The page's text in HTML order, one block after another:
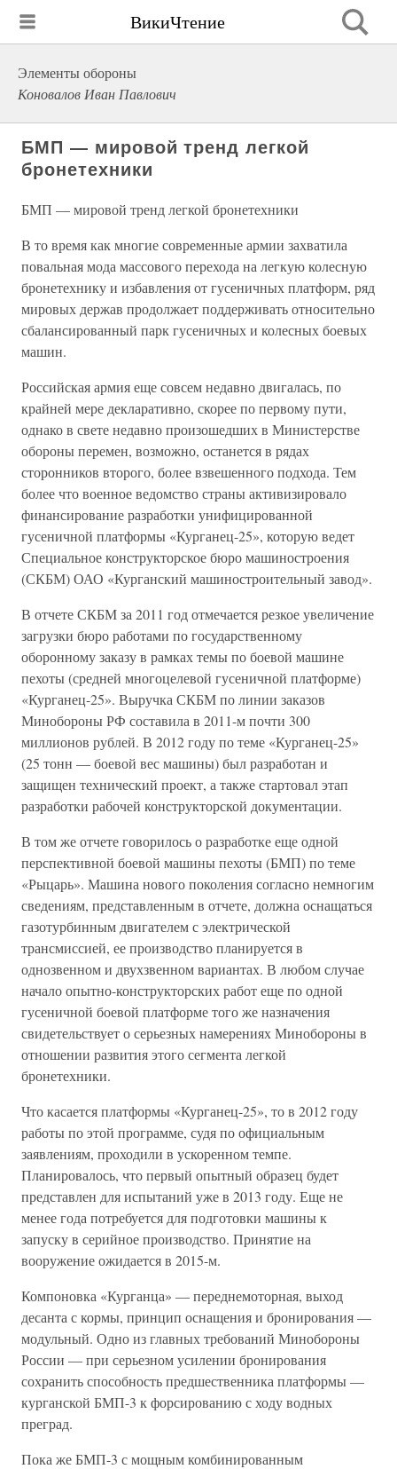
ВикиЧтение
Элементы обороны
Коновалов Иван Павлович
БМП — мировой тренд легкой
бронетехники
БМП — мировой тренд легкой бронетехники
В то время как многие современные армии захватила
повальная мода массового перехода на легкую колесную
бронетехнику и избавления от гусеничных платформ, ряд
мировых держав продолжает поддерживать относительно
сбалансированный парк гусеничных и колесных боевых
машин.
Российская армия еще совсем недавно двигалась, по
крайней мере декларативно, скорее по первому пути,
однако в свете недавно произошедших в Министерстве
обороны перемен, возможно, останется в рядах
сторонников второго, более взвешенного подхода. Тем
более что военное ведомство страны активизировало
финансирование разработки унифицированной
гусеничной платформы «Курганец-25», которую ведет
Специальное конструкторское бюро машиностроения
(СКБМ) ОАО «Курганский машиностроительный завод».
В отчете СКБМ за 2011 год отмечается резкое увеличение
загрузки бюро работами по государственному
оборонному заказу в рамках темы по боевой машине
пехоты (средней многоцелевой гусеничной платформе)
«Курганец-25». Выручка СКБМ по линии заказов
Минобороны РФ составила в 2011-м почти 300
миллионов рублей. В 2012 году по теме «Курганец-25»
(25 тонн — боевой вес машины) был разработан и
защищен технический проект, а также стартовал этап
разработки рабочей конструкторской документации.
В том же отчете говорилось о разработке еще одной
перспективной боевой машины пехоты (БМП) по теме
«Рыцарь». Машина нового поколения согласно немногим
сведениям, представленным в отчете, должна оснащаться
газотурбинным двигателем с электрической
трансмиссией, ее производство планируется в
однозвенном и двухзвенном вариантах. В любом случае
начало опытно-конструкторских работ еще по одной
гусеничной боевой платформе того же назначения
свидетельствует о серьезных намерениях Минобороны в
отношении развития этого сегмента легкой
бронетехники.
Что касается платформы «Курганец-25», то в 2012 году
работы по этой программе, судя по официальным
заявлениям, проходили в ускоренном темпе.
Планировалось, что первый опытный образец будет
представлен для испытаний уже в 2013 году. Еще не
менее года потребуется для подготовки машины к
запуску в серийное производство. Принятие на
вооружение ожидается в 2015-м.
Компоновка «Курганца» — переднемоторная, выход
десанта с кормы, принцип оснащения и бронирования —
модульный. Одно из главных требований Минобороны
России — при серьезном усилении бронирования
сохранить способность предшественника платформы —
курганской БМП-3 к форсированию с ходу водных
преград.
Пока же БМП-3 с мощным комбинированным